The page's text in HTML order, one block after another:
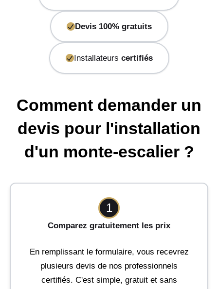
Devis 100% gratuits
Installateurs certifiés
Comment demander un
devis pour l'installation
d'un monte-escalier ?
1
Comparez gratuitement les prix
En remplissant le formulaire, vous recevrez
plusieurs devis de nos professionnels
certifiés. C'est simple, gratuit et sans